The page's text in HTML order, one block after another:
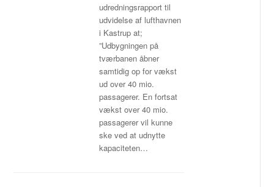
udredningsrapport til
udvidelse af lufthavnen
i Kastrup at;
”Udbygningen på
tværbanen åbner
samtidig op for vækst
ud over 40 mio.
passagerer. En fortsat
vækst over 40 mio.
passagerer vil kunne
ske ved at udnytte
kapaciteten…